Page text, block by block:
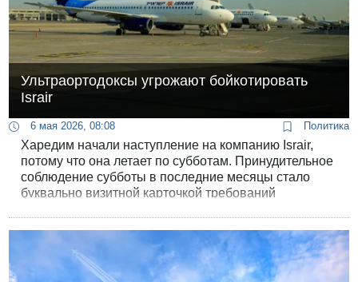
Ультраортодоксы угрожают бойкотировать
Israir
6 мая 2026, 08:08 Политика
Харедим начали наступление на компанию Israir,
потому что она летает по субботам. Принудительное
соблюдение субботы в последние месяцы стало
буквально визитной карточкой требований